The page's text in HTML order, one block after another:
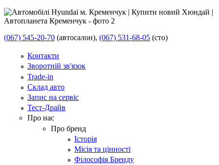
(067) 545-20-70 (автосалон), (067) 531-68-05 (сто)
Контакти
Зворотній зв'язок
Trade-in
Склад авто
Запис на сервіс
Тест-Драйв
Про нас
Про бренд
Історія
Місія та цінності
Філософія Бренду